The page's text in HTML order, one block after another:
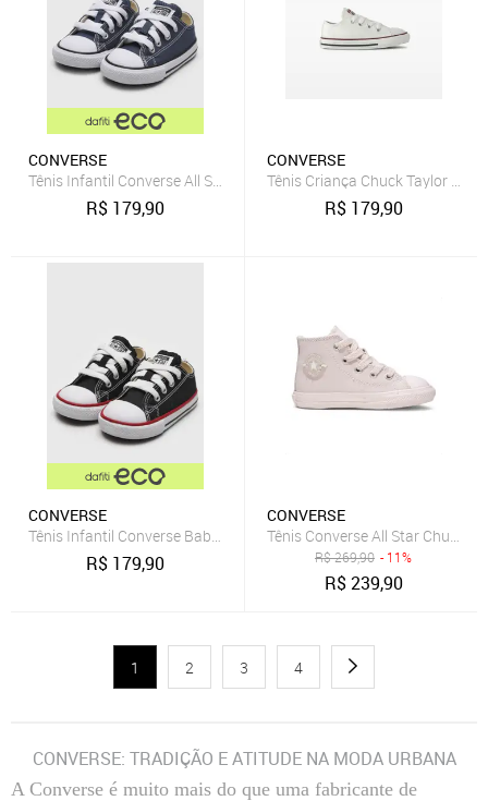
CONVERSE
Tênis Infantil Converse All Star Básico Azul-Marinho
R$ 179,90
CONVERSE
Tênis Criança Chuck Taylor All
R$ 179,90
CONVERSE
Tênis Infantil Converse Baby Menino CT AS CORE OX Preto
R$ 179,90
CONVERSE
Tênis Converse All Star Chuck
R$269,90 - 11%
R$239,90
1 2 3 4
CONVERSE: TRADIÇÃO E ATITUDE NA MODA URBANA
A Converse é muito mais do que uma fabricante de